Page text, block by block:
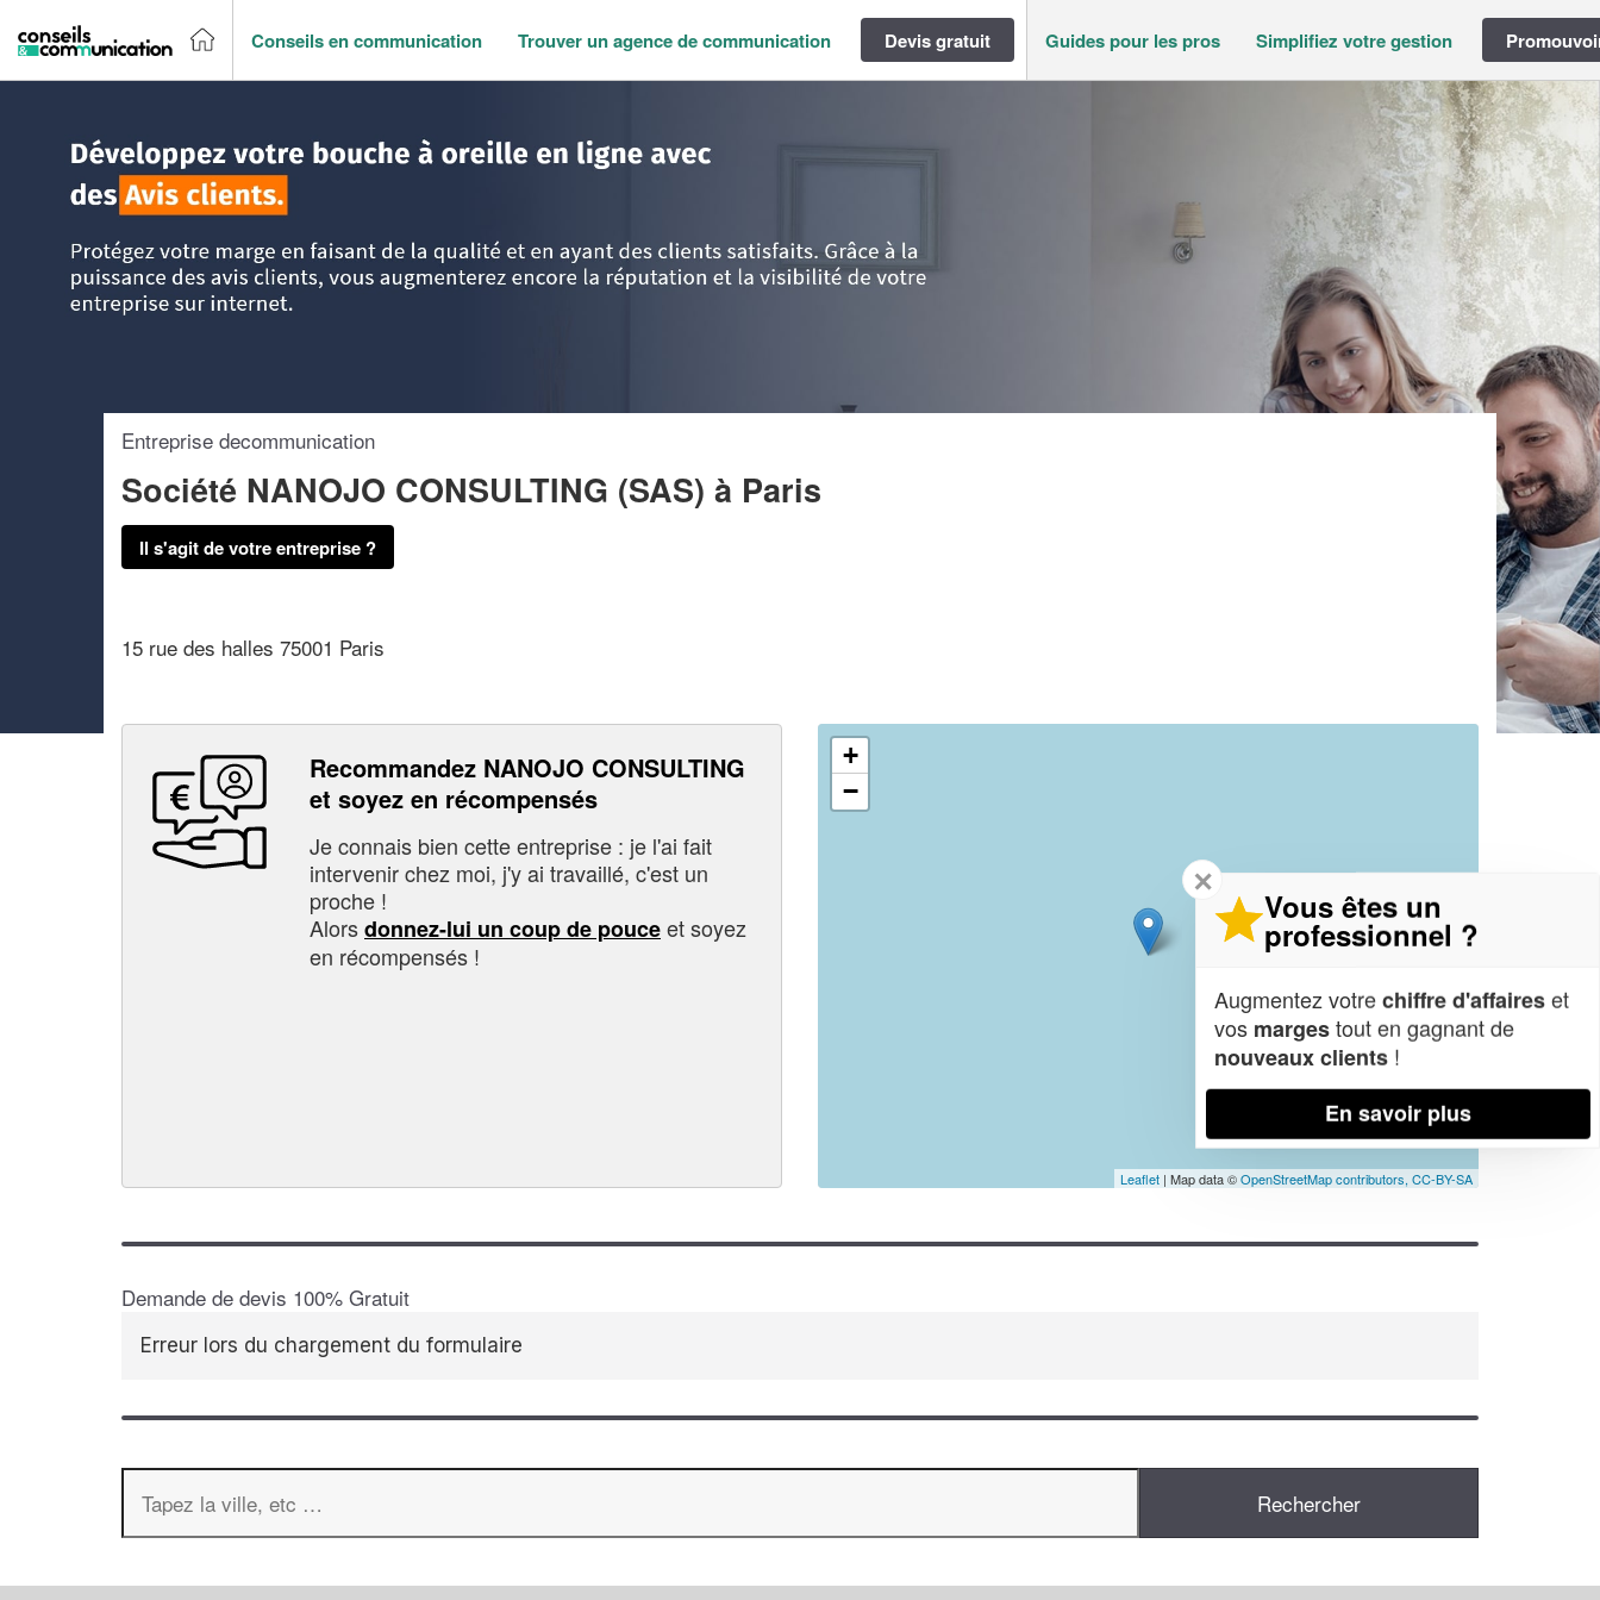
Conseils en communication Trouver un agence de communication Devis gratuit Guides pour les pros Simplifiez votre gestion
Entreprise decommunication
Société NANOJO CONSULTING (SAS) à Paris
Il s'agit de votre entreprise ?
15 rue des halles 75001 Paris
Recommandez NANOJO CONSULTING
et soyez en récompensés
Je connais bien cette entreprise : je l'ai fait
intervenir chez moi, j'y ai travaillé, c'est un
proche !
Alorsdonnez-lui un coup de pouceet soyez
en récompensés !
+
−
Leaflet | Map data ©OpenStreetMap contributors, CC-BY-SA
Demande de devis 100% Gratuit
Erreur lors du chargement du formulaire
✕
Vous êtes un
professionnel ?
Augmentez votrechiffre d'affaireset
vos margestout en gagnant de
nouveaux clients !
En savoir plus